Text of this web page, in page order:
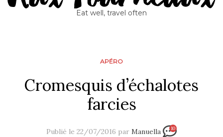
Eat well, travel often
APÉRO
Cromesquis d’échalotes
farcies
Publié le 22/07/2016 par Manuella 10